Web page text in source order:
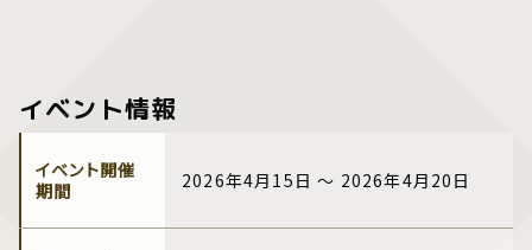
イベント情報
イベント開催
期間
2026年4月15日 ～ 2026年4月20日